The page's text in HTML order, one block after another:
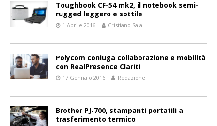
Toughbook CF-54 mk2, il notebook semi-
rugged leggero e sottile
1 Aprile 2016 Cristiano Sala
Polycom coniuga collaborazione e mobilità
con RealPresence Clariti
17 Gennaio 2016 Redazione
Brother PJ-700, stampanti portatili a
trasferimento termico